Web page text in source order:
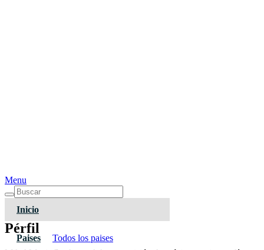
Menu
Inicio
Paises Todos los paises
Pérfil